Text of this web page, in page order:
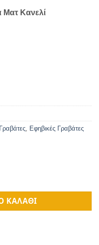
Κανελί
Γραβάτες
Εφηβικές Γραβάτες
ΚΑΛΆΘΙ